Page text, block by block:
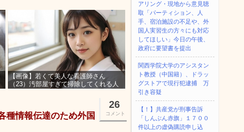
【画像】若くて美人な看護師さん
（23）汚部屋すぎて掃除してくれる人
26
コメント
種情報伝達のため外国
アリング・現地から意見聴
取「パーティション、人
手、宿泊施設の不足や、外
国人実習生の方々にも対応
してほしい」今日の午後、
政府に要望書を提出
関西学院大学のアシスタン
ト教授（中国籍）、ドラッ
グストアで現行犯逮捕 万
引き容疑
【！】共産党が刑事告訴
「しんぶん赤旗」１７００
件以上の虚偽購読申し込